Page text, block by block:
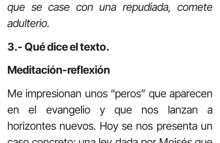
que se case con una repudiada, comete
adulterio.
3.- Qué dice el texto.
Meditación-reflexión
Me impresionan unos “peros” que aparecen
en el evangelio y que nos lanzan a
horizontes nuevos. Hoy se nos presenta un